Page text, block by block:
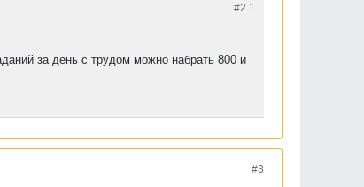
#2.1
за день с трудом можно набрать 800 и
#3